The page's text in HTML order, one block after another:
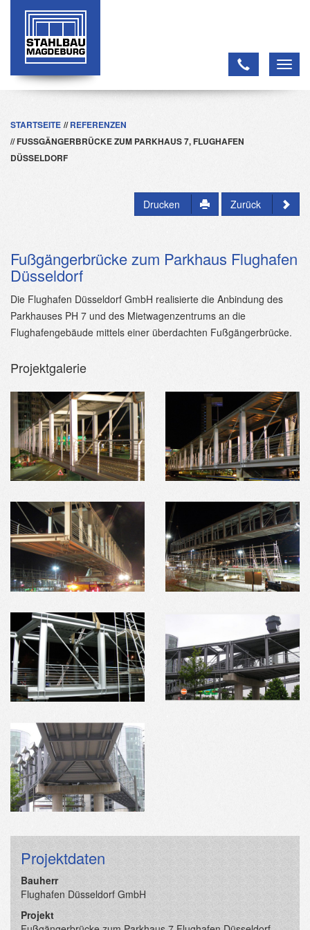
STARTSEITE
REFERENZEN
FUSSGÄNGERBRÜCKE ZUM PARKHAUS 7, FLUGHAFEN D
ÜSSELDORF
Drucken Zurück
Fußgängerbrücke zum Parkhaus Flughafen
Düsseldorf
Die Flughafen Düsseldorf GmbH realisierte die Anbindung des
Parkhauses PH 7 und des Mietwagenzentrums an die
Flughafengebäude mittels einer überdachten Fußgängerbrücke.
Projektgalerie
Projektdaten
Bauherr
Flughafen Düsseldorf GmbH
Projekt